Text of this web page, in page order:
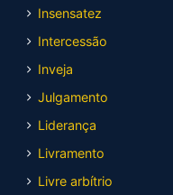
Insensatez
Intercessão
Inveja
Julgamento
Liderança
Livramento
Livre arbítrio